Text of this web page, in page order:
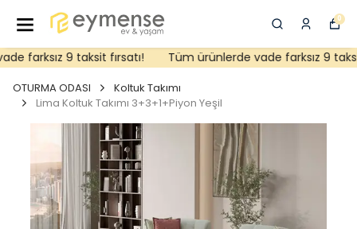
0
farksız 9 taksit fırsatı! Tüm ürünlerde vade farksız 9 taksit
OTURMA ODASI
Koltuk Takımı
Lima Koltuk Takımı 3+3+1+Piyon Yeşil